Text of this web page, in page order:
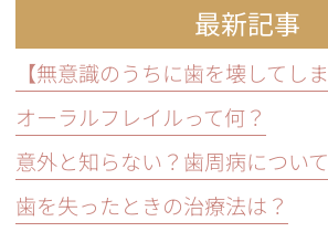
最新記事
オーラルフレイルって何？
意外と知らない？歯周病について
歯を失ったときの治療法は？